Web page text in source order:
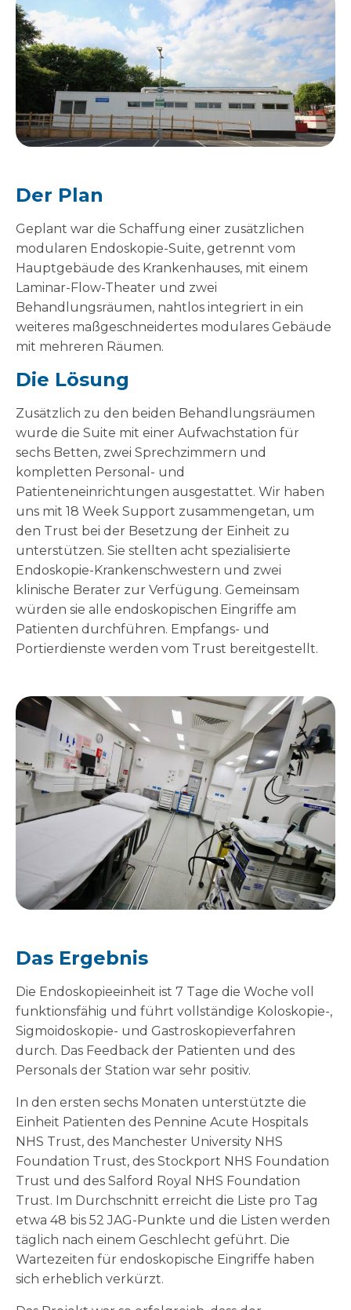
Der Plan
Geplant war die Schaffung einer zusätzlichen
modularen Endoskopie-Suite, getrennt vom
Hauptgebäude des Krankenhauses, mit einem
Laminar-Flow-Theater und zwei
Behandlungsräumen, nahtlos integriert in ein
weiteres maßgeschneidertes modulares Gebäude
mit mehreren Räumen.
Die Lösung
Zusätzlich zu den beiden Behandlungsräumen
wurde die Suite mit einer Aufwachstation für
sechs Betten, zwei Sprechzimmern und
kompletten Personal- und
Patienteneinrichtungen ausgestattet. Wir haben
uns mit 18 Week Support zusammengetan, um
den Trust bei der Besetzung der Einheit zu
unterstützen. Sie stellten acht spezialisierte
Endoskopie-Krankenschwestern und zwei
klinische Berater zur Verfügung. Gemeinsam
würden sie alle endoskopischen Eingriffe am
Patienten durchführen. Empfangs- und
Portierdienste werden vom Trust bereitgestellt.
Das Ergebnis
Die Endoskopieeinheit ist 7 Tage die Woche voll
funktionsfähig und führt vollständige Koloskopie-,
Sigmoidoskopie- und Gastroskopieverfahren
durch. Das Feedback der Patienten und des
Personals der Station war sehr positiv.
In den ersten sechs Monaten unterstützte die
Einheit Patienten des Pennine Acute Hospitals
NHS Trust, des Manchester University NHS
Foundation Trust, des Stockport NHS Foundation
Trust und des Salford Royal NHS Foundation
Trust. Im Durchschnitt erreicht die Liste pro Tag
etwa 48 bis 52 JAG-Punkte und die Listen werden
täglich nach einem Geschlecht geführt. Die
Wartezeiten für endoskopische Eingriffe haben
sich erheblich verkürzt.